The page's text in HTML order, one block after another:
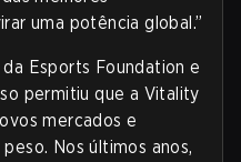
uma potência global.”
Esports Foundation e
permitiu que a Vitality
mercados e
Nos últimos anos,